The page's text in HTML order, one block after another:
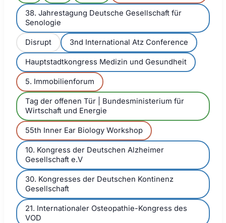
38. Jahrestagung Deutsche Gesellschaft für
Senologie
Disrupt 3nd International Atz Conference
Hauptstadtkongress Medizin und Gesundheit
5. Immobilienforum
Tag der offenen Tür | Bundesministerium für
Wirtschaft und Energie
55th Inner Ear Biology Workshop
10. Kongress der Deutschen Alzheimer
Gesellschaft e.V
30. Kongresses der Deutschen Kontinenz
Gesellschaft
21. Internationaler Osteopathie-Kongress des
VOD